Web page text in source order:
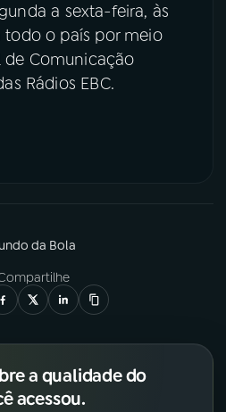
a sexta-feira, às
todo o país por meio
de Comunicação
Rádios EBC.
da Bola
a qualidade do
acessou.